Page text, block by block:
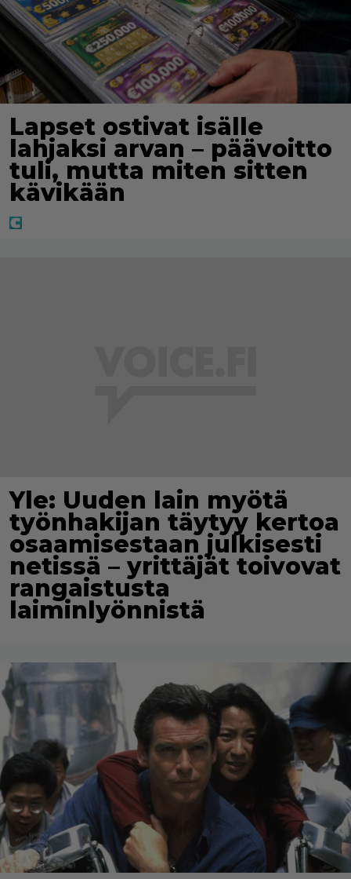
Lapset ostivat isälle
lahjaksi arvan – päävoitto
tuli, mutta miten sitten
kävikään
Yle: Uuden lain myötä
työnhakijan täytyy kertoa
osaamisestaan julkisesti
netissä – yrittäjät toivovat
rangaistusta
laiminlyönnistä